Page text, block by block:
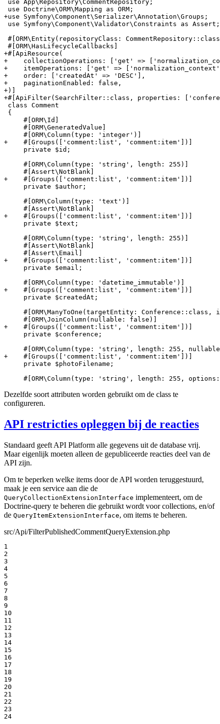
use App\Repository\CommentRepository;
+use Symfony\Component\Serializer\Annotation\Groups;
use Symfony\Component\Validator\Constraints as Assert;
#[ORM\Entity(repositoryClass:
+#[ApiResource(
+    collectionOperations: ['get' =>
+    itemOperations: ['get' =>
+    order: ['createdAt' => 'DESC'],
+    paginationEnabled: false,
+)]
+#[ApiFilter(SearchFilter::class, properties:
class Comment
{
     #[ORM\Id]
     #[ORM\GeneratedValue]
+    #[Groups(['comment:list', 'comment:item'])]
     private $id;
     #[ORM\Column(type: 'string', length: 255)]
+    #[Groups(['comment:list', 'comment:item'])]
     private $author;
     #[ORM\Column(type: 'text')]
+    #[Groups(['comment:list', 'comment:item'])]
     private $text;
     #[ORM\Column(type: 'string', length: 255)]
     #[Assert\NotBlank]
+    #[Groups(['comment:list', 'comment:item'])]
     private $email;
+    #[Groups(['comment:list', 'comment:item'])]
     private $createdAt;
#[ORM\ManyToOne(targetEntity: Conference::class,
+    #[Groups(['comment:list', 'comment:item'])]
     private $conference;
+    #[Groups(['comment:list', 'comment:item'])]
     private $photoFilename;
#[ORM\Column(type: 'string', length: 255,
Dezelfde soort attributen worden gebruikt om de class te
configureren.
API restricties opleggen bij de reacties
Standaard geeft API Platform alle gegevens uit de database vrij.
Maar eigenlijk moeten alleen de gepubliceerde reacties deel van de
API zijn.
Om te beperken welke items door de API worden teruggestuurd,
maak je een service aan die de
QueryCollectionExtensionInterface implementeert, om de
Doctrine-query te beheren die gebruikt wordt voor collections, en/of
de QueryItemExtensionInterface, om items te beheren.
src/Api/FilterPublishedCommentQueryExtension.php
1
2
3
4
5
6
7
8
9
10
11
12
13
14
15
16
17
18
19
20
21
22
23
24